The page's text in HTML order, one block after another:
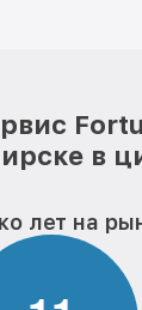
в
лет на